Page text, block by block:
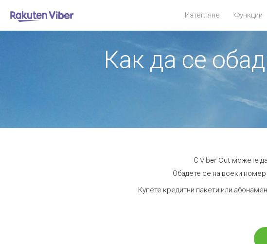
Изтегляне Функции
Как да се
С Viber Out можете
Обадете се на всеки
Купете кредитни пакети или